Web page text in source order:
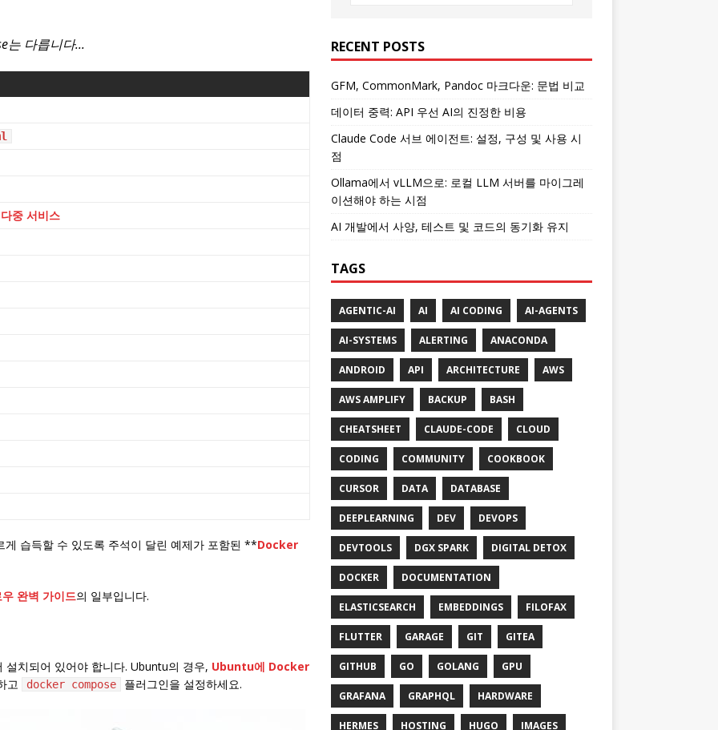
는 다릅니다...
중 서비스
습득할 수 있도록 주석이 달린 예제가 포함된 **Docker
완벽 가이드의 일부입니다.
치되어 있어야 합니다. Ubuntu의 경우, Ubuntu에 Docker
고
docker compose 플러그인을 설정하세요.
RECENT POSTS
GFM, CommonMark, Pandoc 마크다운: 문법 비교
데이터 중력: API 우선 AI의 진정한 비용
Claude Code 서브 에이전트: 설정, 구성 및 사용 시
점
Ollama에서 vLLM으로: 로컬 LLM 서버를 마이그레
이션해야 하는 시점
AI 개발에서 사양, 테스트 및 코드의 동기화 유지
TAGS
AGENTIC-AI AI AI CODING AI-AGENTS
AI-SYSTEMS ALERTING ANACONDA
ANDROID API ARCHITECTURE AWS
AWS AMPLIFY BACKUP BASH
CHEATSHEET CLAUDE-CODE CLOUD
CODING COMMUNITY COOKBOOK
CURSOR DATA DATABASE
DEEPLEARNING DEV DEVOPS
DEVTOOLS DGX SPARK DIGITAL DETOX
DOCKER DOCUMENTATION
ELASTICSEARCH EMBEDDINGS FILOFAX
FLUTTER GARAGE GIT GITEA
GITHUB GO GOLANG GPU
GRAFANA GRAPHQL HARDWARE
HERMES HOSTING HUGO IMAGES